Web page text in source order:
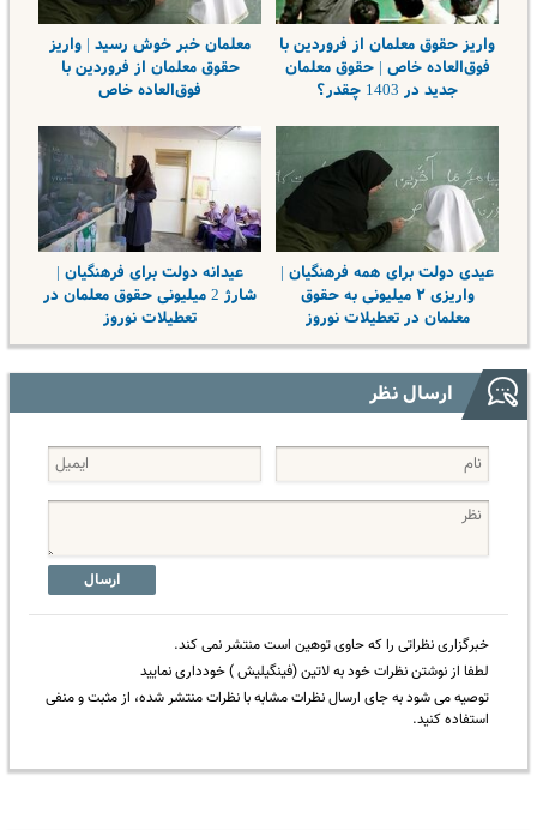
واریز حقوق معلمان از فروردین با
فوق‌العاده خاص | حقوق معلمان
جدید در 1403 چقدر؟
معلمان خبر خوش رسید | واریز
حقوق معلمان از فروردین با
فوق‌العاده خاص
عیدی دولت برای همه فرهنگیان |
واریزی ۲ میلیونی به حقوق
معلمان در تعطیلات نوروز
عیدانه دولت برای فرهنگیان |
شارژ 2 میلیونی حقوق معلمان در
تعطیلات نوروز
ارسال نظر
ارسال
خبرگزاری نظراتی را که حاوی توهین است منتشر نمی کند.
لطفا از نوشتن نظرات خود به لاتین (فینگیلیش ) خودداری نمایید
توصیه می شود به جای ارسال نظرات مشابه با نظرات منتشر شده، از مثبت و منفی
استفاده کنید.